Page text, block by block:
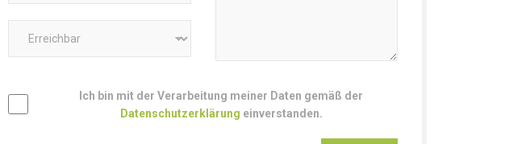
Ich bin mit der Verarbeitung meiner Daten gemäß der
Datenschutzerklärung einverstanden.